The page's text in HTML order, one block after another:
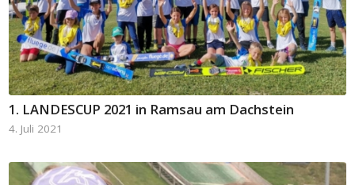
1. LANDESCUP 2021 in Ramsau am Dachstein
4. Juli 2021